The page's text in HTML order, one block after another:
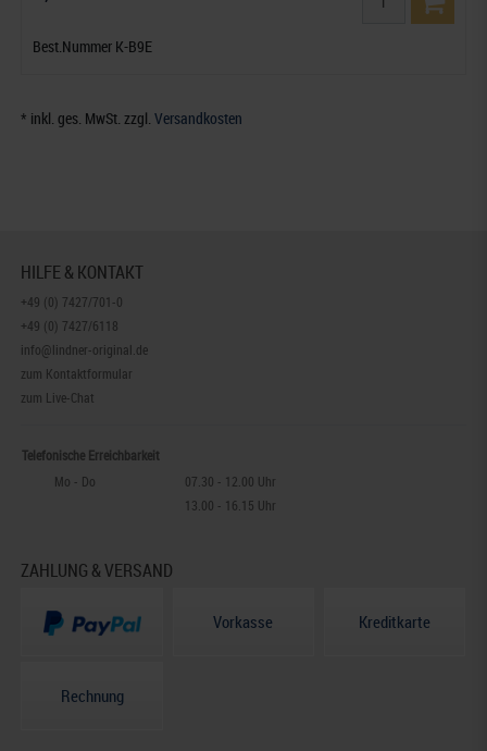
Best.Nummer K-B9E
* inkl. ges. MwSt. zzgl.Versandkosten
HILFE & KONTAKT
+49 (0) 7427/701-0
+49 (0) 7427/6118
info@lindner-original.de
zum Kontaktformular
zum Live-Chat
Telefonische Erreichbarkeit
Mo - Do
07.30 - 12.00 Uhr
13.00 - 16.15 Uhr
ZAHLUNG & VERSAND
Vorkasse Kreditkarte
Rechnung